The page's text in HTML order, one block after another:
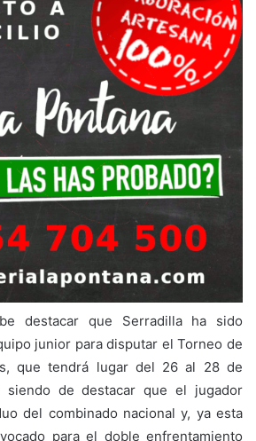
destacar que Serradilla ha sido
junior para disputar el Torneo de
que tendrá lugar del 26 al 28 de
siendo de destacar que el jugador
del combinado nacional y, ya esta
para el doble enfrentamiento